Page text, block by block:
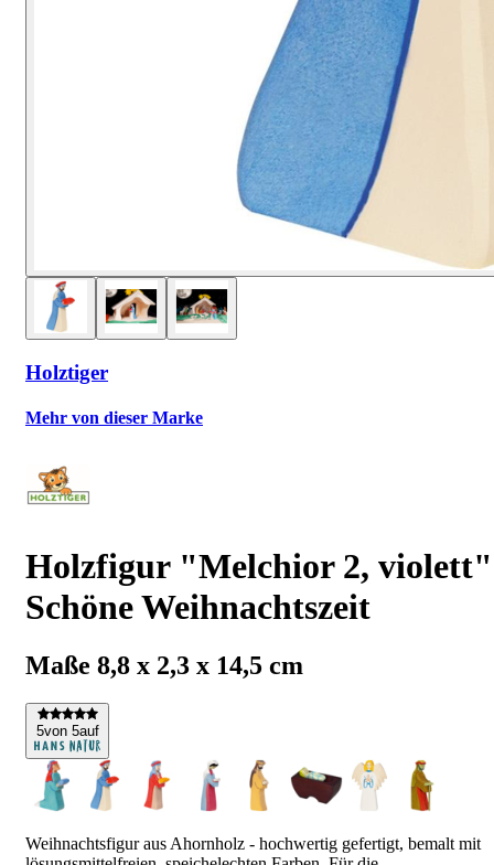
Holztiger
Mehr von dieser Marke
Holzfigur "Melchior 2, violett"
Schöne Weihnachtszeit
Maße 8,8 x 2,3 x 14,5 cm
5von 5auf
Weihnachtsfigur aus Ahornholz - hochwertig gefertigt, bemalt mit